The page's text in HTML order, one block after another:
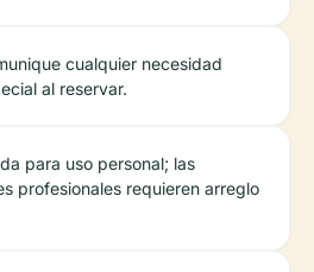
cualquier necesidad
al reservar.
para uso personal; las
profesionales requieren arreglo